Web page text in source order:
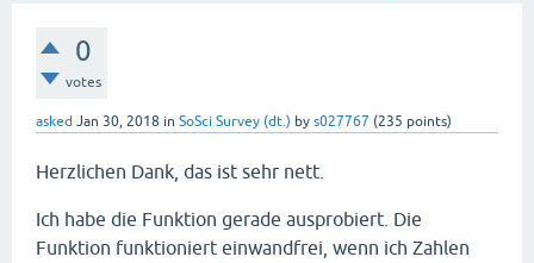
0
votes
asked Jan 30, 2018 in SoSci Survey (dt.) by s027767 (235 points)
Herzlichen Dank, das ist sehr nett.
Ich habe die Funktion gerade ausprobiert. Die
Funktion funktioniert einwandfrei, wenn ich Zahlen